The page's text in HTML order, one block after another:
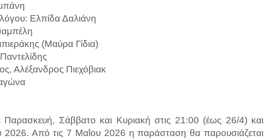
Ελπίδα Δαλιάνη
(Μαύρα Γίδια)
Αλέξανδρος Πιεχόβιακ
Σάββατο και Κυριακή στις 21:00 (έως 26/4) και
2026. Από τις 7 Μαΐου 2026 η παράσταση θα παρουσιάζεται